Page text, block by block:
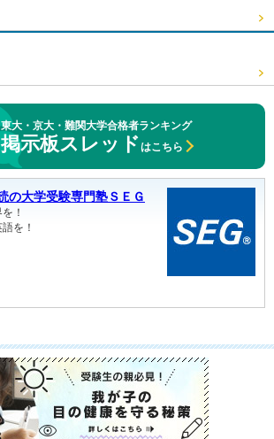
東大・京大・難関大学合格者ランキング
掲示板スレッドはこちら